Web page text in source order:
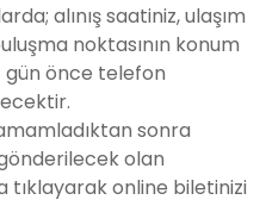
alınış saatiniz, ulaşım
noktasının konum
gün önce telefon
sonra
olan
tıklayarak online biletinizi